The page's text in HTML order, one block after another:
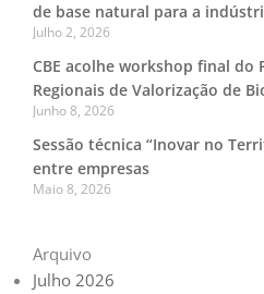
de base natural para a
Julho 2, 2026
CBE acolhe workshop final do
Regionais de Valorização de
Junho 8, 2026
Sessão técnica “Inovar no
entre empresas
Maio 8, 2026
Arquivo
Julho 2026